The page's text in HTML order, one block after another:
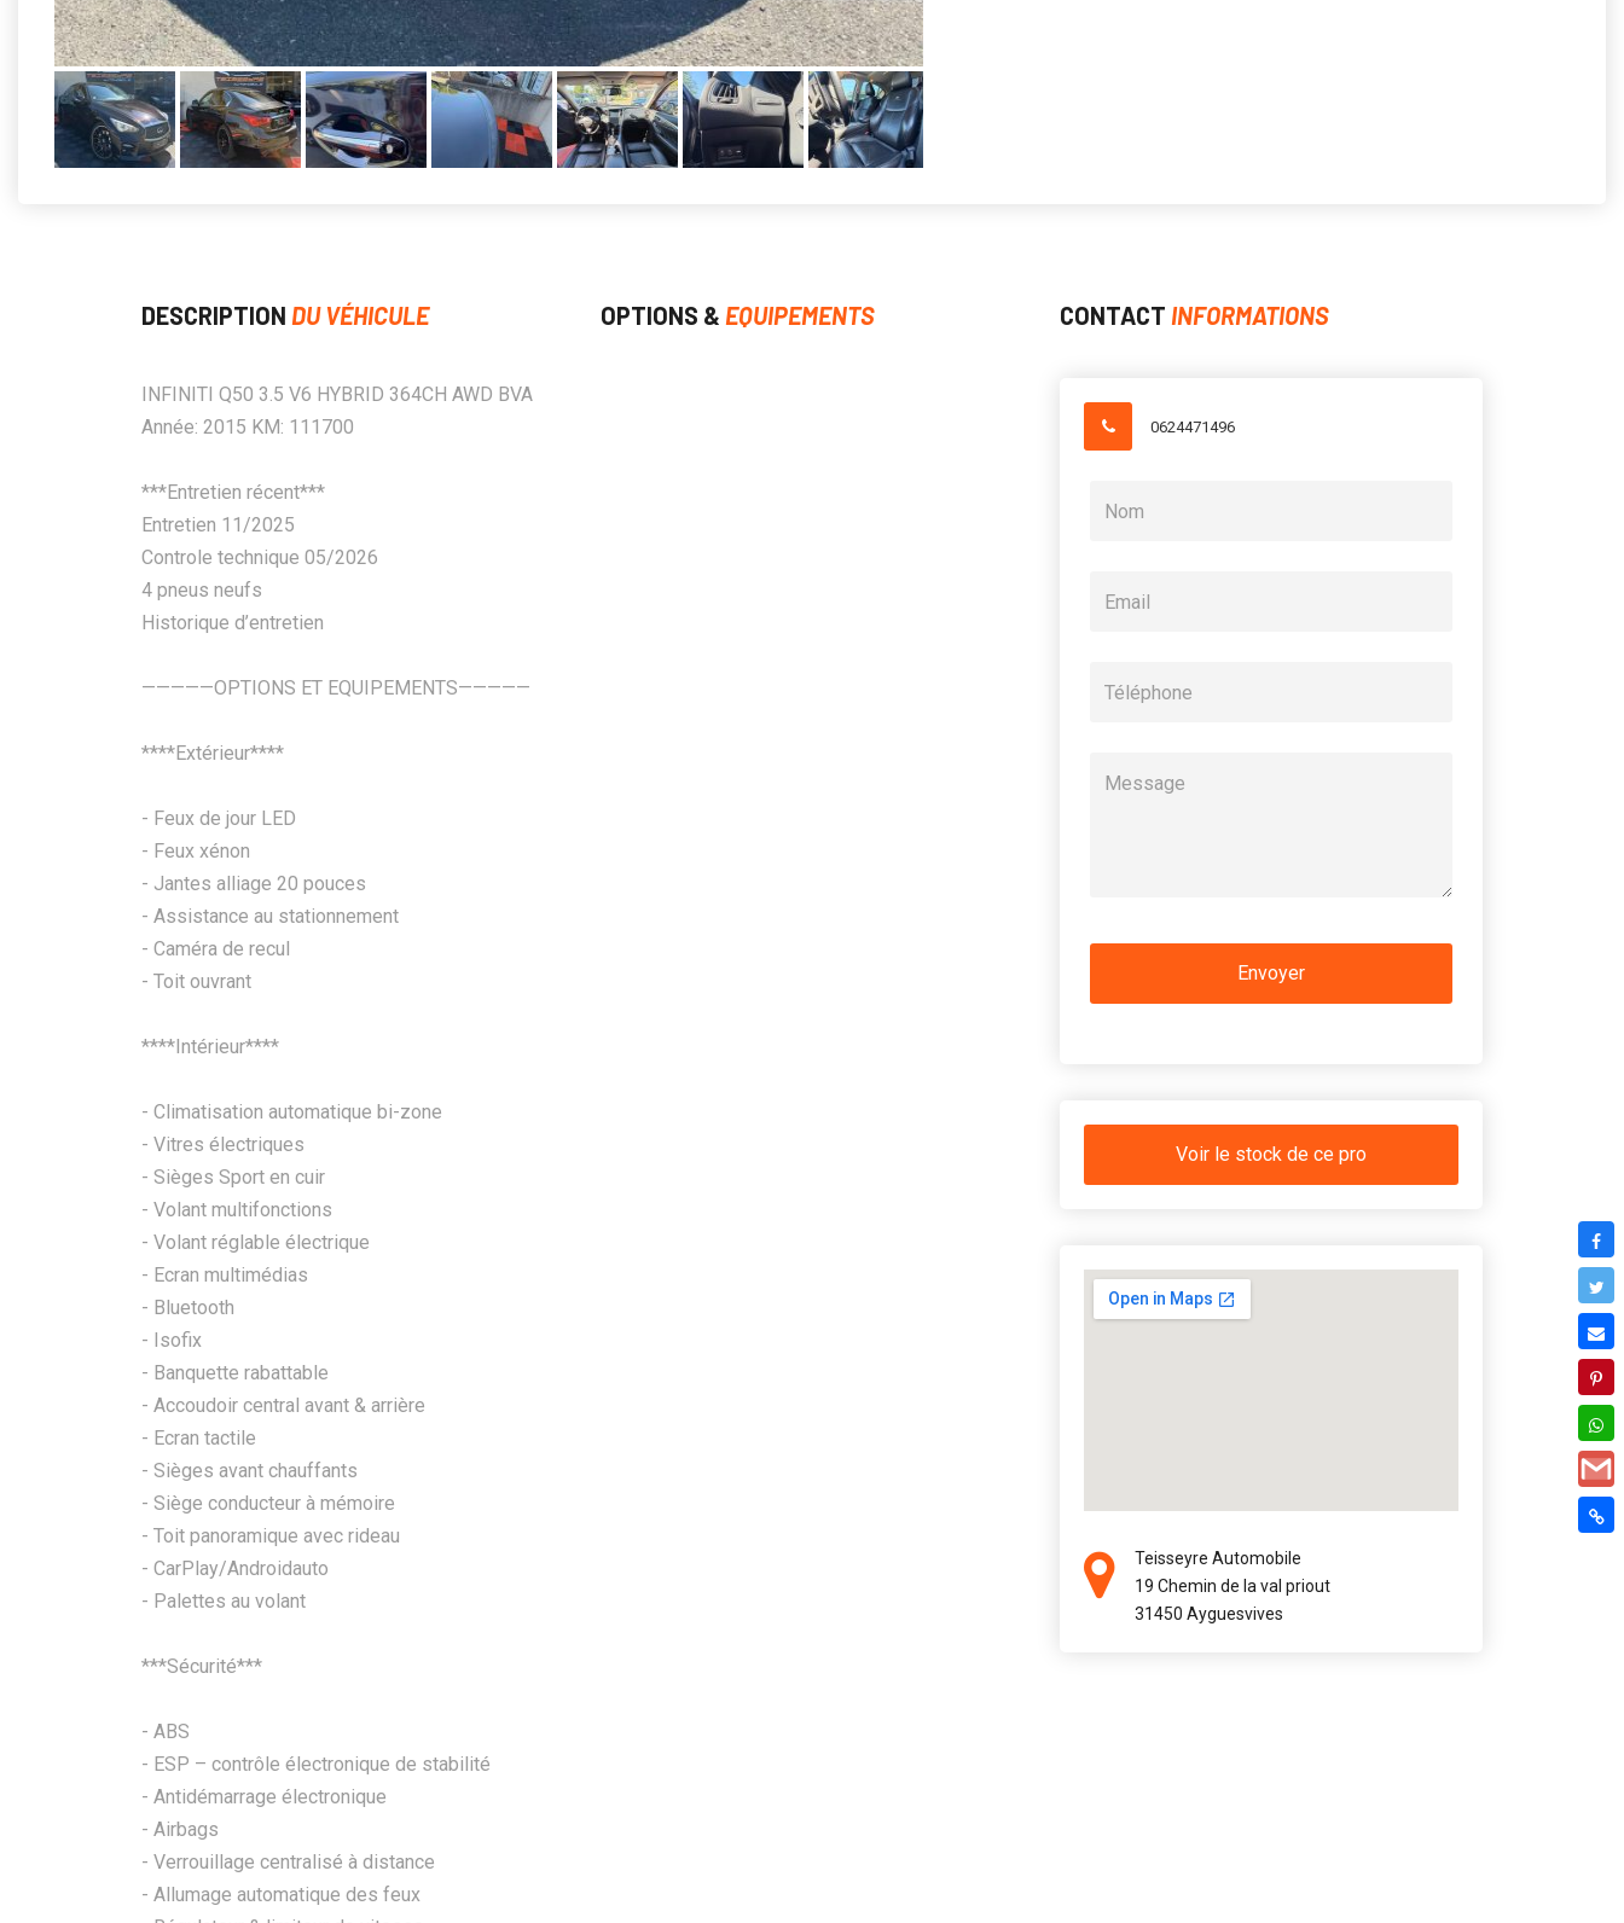
DESCRIPTION DU VÉHICULE
INFINITI Q50 3.5 V6 HYBRID 364CH AWD BVA
Année: 2015 KM: 111700
***Entretien récent***
Entretien 11/2025
Controle technique 05/2026
4 pneus neufs
Historique d’entretien
—————OPTIONS ET EQUIPEMENTS—————
****Extérieur****
- Feux de jour LED
- Feux xénon
- Jantes alliage 20 pouces
- Assistance au stationnement
- Caméra de recul
- Toit ouvrant
****Intérieur****
- Climatisation automatique bi-zone
- Vitres électriques
- Sièges Sport en cuir
- Volant multifonctions
- Volant réglable électrique
- Ecran multimédias
- Bluetooth
- Isofix
- Banquette rabattable
- Accoudoir central avant & arrière
- Ecran tactile
- Sièges avant chauffants
- Siège conducteur à mémoire
- Toit panoramique avec rideau
- CarPlay/Androidauto
- Palettes au volant
***Sécurité***
- ABS
- ESP – contrôle électronique de stabilité
- Antidémarrage électronique
- Airbags
- Verrouillage centralisé à distance
- Allumage automatique des feux
OPTIONS & EQUIPEMENTS CONTACT INFORMATIONS
0624471496
Voir le stock de ce pro
Teisseyre Automobile
19 Chemin de la val priout
31450 Ayguesvives